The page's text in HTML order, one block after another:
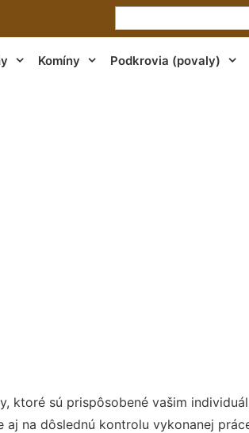
Komíny Podkrovia (povaly)
ktoré sú prispôsobené vašim
na dôslednú kontrolu vykonanej